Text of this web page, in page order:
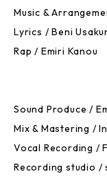
Music &
Lyrics / Beni
Rap / Emiri Kanou
Sound Produce /
Mix & Mastering /
Vocal Recording /
Recording studio /